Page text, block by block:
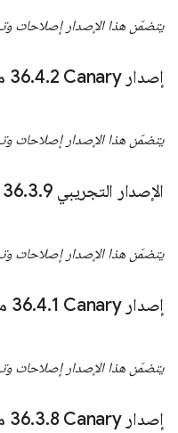
يتضمّن هذا الإصدار إصلاحات
إصدار Canary‏ 36 .4.2 من Android Emulator
يتضمّن هذا الإصدار إصلاحات
الإصدار التجريبي 36 .3.9 من Android Emulator
يتضمّن هذا الإصدار إصلاحات
إصدار Canary‏ 36 .4.1 من Android Emulator
يتضمّن هذا الإصدار إصلاحات
إصدار Canary‏ 36 .3.8 من Android Emulator